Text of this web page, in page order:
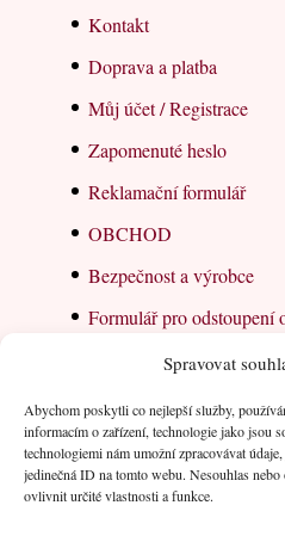
Spravovat
Abychom poskytli co nejlepší služby,
informacím o zařízení, technologie jako jsou
technologiemi nám umožní zpracovávat
jedinečná ID na tomto webu. Nesouhlas
ovlivnit určité vlastnosti a funkce.
Kontakt
Doprava a platba
Můj účet / Registrace
Zapomenuté heslo
Reklamační formulář
OBCHOD
Bezpečnost a výrobce
Formulář pro odstoupení
Obchodní podmínky
Zásady ochrany